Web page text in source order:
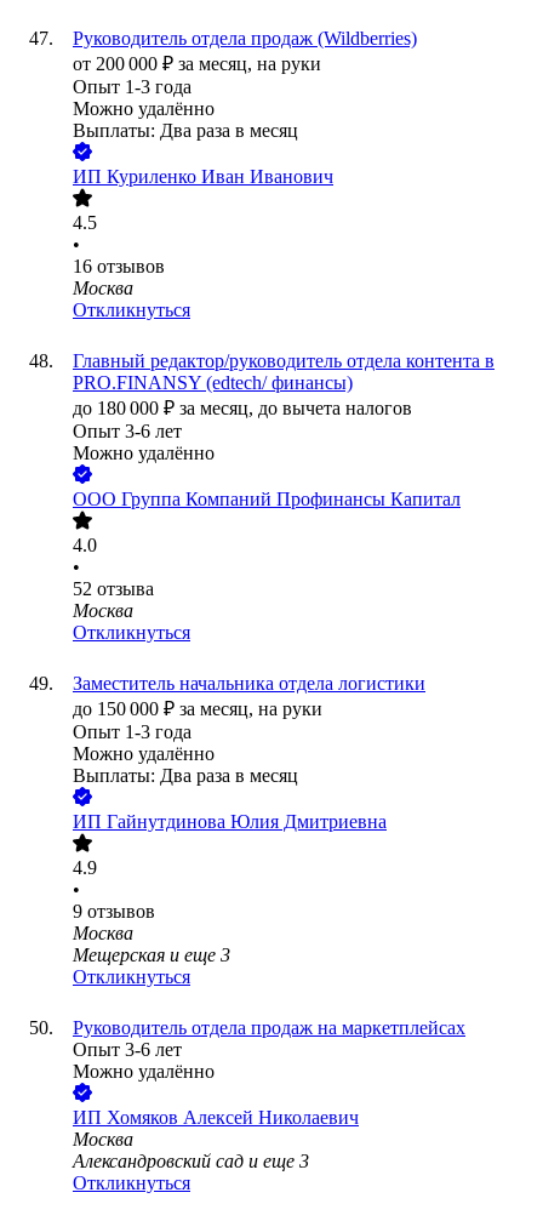
Руководитель отдела продаж (Wildberries)
от 200 000 ₽ за месяц, на руки
Опыт 1-3 года
Можно удалённо
Выплаты: Два раза в месяц
ИП Куриленко Иван Иванович
4.5
•
16 отзывов
Москва
Откликнуться
Главный редактор/руководитель отдела контента в
PRO.FINANSY (edtech/ финансы)
до 180 000 ₽ за месяц, до вычета налогов
Опыт 3-6 лет
Можно удалённо
ООО Группа Компаний Профинансы Капитал
4.0
•
52 отзыва
Москва
Откликнуться
Заместитель начальника отдела логистики
до 150 000 ₽ за месяц, на руки
Опыт 1-3 года
Можно удалённо
Выплаты: Два раза в месяц
ИП Гайнутдинова Юлия Дмитриевна
4.9
•
9 отзывов
Москва
Мещерская и еще 3
Откликнуться
Руководитель отдела продаж на маркетплейсах
Опыт 3-6 лет
Можно удалённо
ИП Хомяков Алексей Николаевич
Москва
Александровский сад и еще 3
Откликнуться